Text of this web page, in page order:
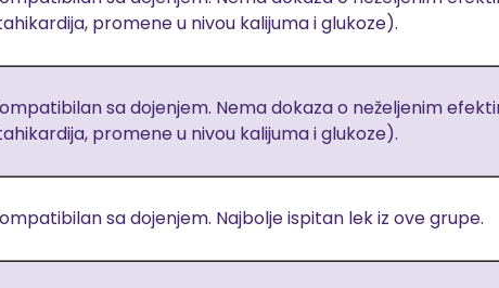
promene u nivou kalijuma i glukoze).
sa dojenjem. Nema dokaza o neželjenim
promene u nivou kalijuma i glukoze).
sa dojenjem. Najbolje ispitan lek iz ove grupe.